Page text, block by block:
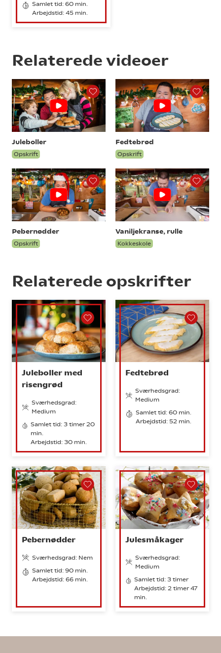
Samlet tid: 60 min.
Arbejdstid: 45 min.
Relaterede videoer
Juleboller
Opskrift
Fedtebrød
Opskrift
Pebernødder
Opskrift
Vaniljekranse, rulle
Kokkeskole
Relaterede opskrifter
Juleboller med
risengrød
Sværhedsgrad:
Medium
Samlet tid: 3 timer 20
min.
Arbejdstid: 30 min.
Fedtebrød
Sværhedsgrad:
Medium
Samlet tid: 60 min.
Arbejdstid: 52 min.
Pebernødder
Sværhedsgrad: Nem
Samlet tid: 90 min.
Arbejdstid: 66 min.
Julesmåkager
Sværhedsgrad:
Medium
Samlet tid: 3 timer
Arbejdstid: 2 timer 47
min.